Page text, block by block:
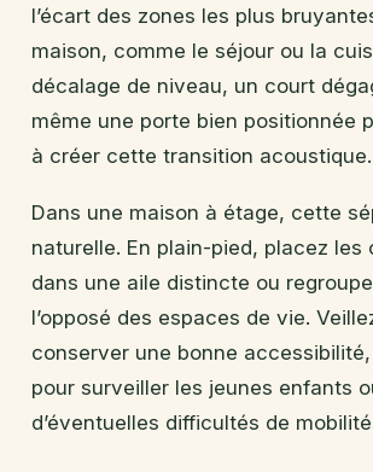
l’écart des zones les plus
maison, comme le séjour ou la
décalage de niveau, un court
même une porte bien positionnée
à créer cette transition acoustique.
Dans une maison à étage, cette
naturelle. En plain-pied, placez les
dans une aile distincte ou
l’opposé des espaces de vie.
conserver une bonne
pour surveiller les jeunes enfants
d’éventuelles difficultés de